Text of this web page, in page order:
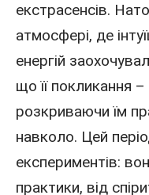
екстрасенсів.
атмосфері, де
енергій
що її покликання
розкриваючи їм
навколо. Цей
експериментів:
практики, від